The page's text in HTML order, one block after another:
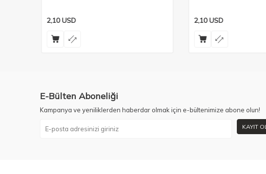
2,10USD 2,10USD
E-Bülten Aboneliği
Kampanya ve yeniliklerden haberdar olmak için e-bültenimize abone olun!
KAYIT OL